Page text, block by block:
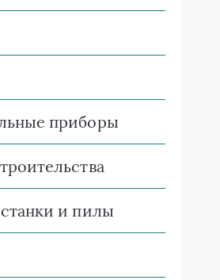
приборы
и пилы